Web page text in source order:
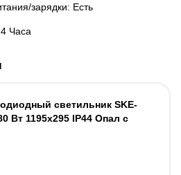
зарядки: Есть
Часа
светильник SKE-
Вт 1195x295 IP44 Опал с